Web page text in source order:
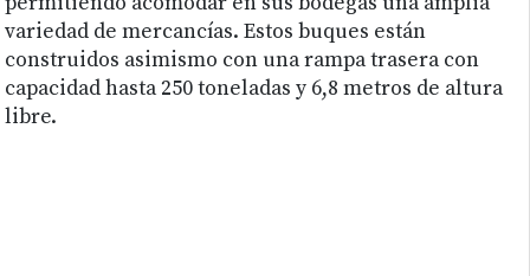
variedad de mercancías. Estos buques están
construidos asimismo con una rampa trasera con
capacidad hasta 250 toneladas y 6,8 metros de altura
libre.